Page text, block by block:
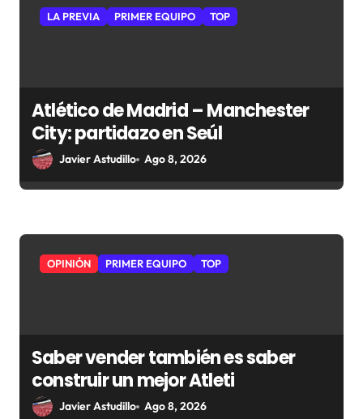
a
d
a
LA PREVIA PRIMER EQUIPO TOP
Atlético de Madrid – Manchester
City: partidazo en Seúl
Javier Astudillo Ago 8, 2026
OPINIÓN PRIMER EQUIPO TOP
Saber vender también es saber
construir un mejor Atleti
Javier Astudillo Ago 8, 2026